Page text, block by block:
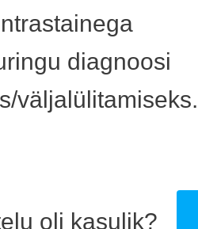
diagnoosi
väljalülitamiseks.
oli kasulik?